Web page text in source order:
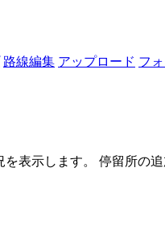
路線編集 アップロード フ
表示します。 停留所の